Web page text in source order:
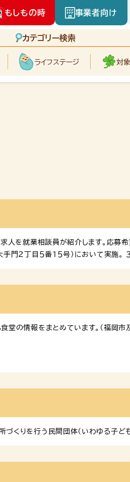
もしもの時 事業者向け
カテゴリー検索
ライフステージ 対象
を就業相談員が紹介します。応募希
２丁目５番１５号）において実施。
の情報をまとめています。（福岡
くりを行う民間団体（いわゆる子ど